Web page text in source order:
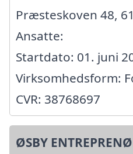
Præsteskoven 48,
Ansatte:
Startdato: 01. juni
Virksomhedsform:
CVR: 38768697
ØSBY